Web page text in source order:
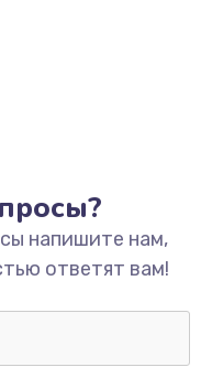
трубки
напишите нам,
ответят вам!